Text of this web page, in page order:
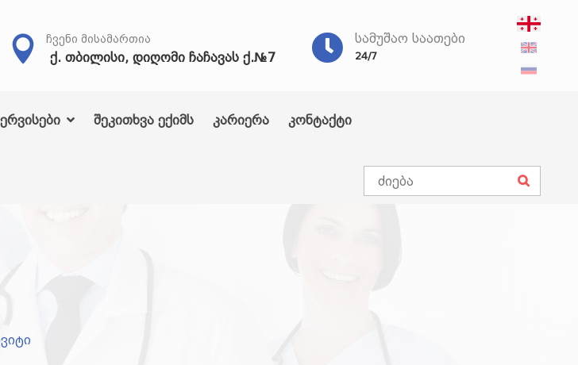
ᲡᲐᲛᲣᲨᲐᲝ ᲡᲐᲐᲗᲔᲑᲘ
24/7
ᲩᲕᲔᲜᲘ ᲛᲘᲡᲐᲛᲐᲠᲗᲘᲐ
ქ. თბილისი, დიღომი ჩაჩავას ქ.№7
შეკითხვა ექიმს კარიერა კონტაქტი